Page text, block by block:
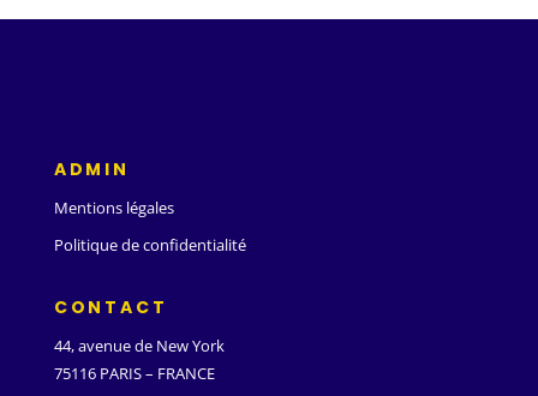
ADMIN
Mentions légales
Politique de confidentialité
CONTACT
44, avenue de New York
75116 PARIS – FRANCE